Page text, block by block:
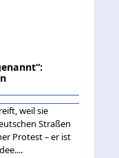
weil sie
Straßen
Protest – er ist